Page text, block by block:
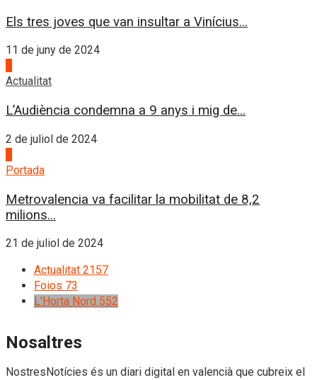
Els tres joves que van insultar a Vinícius...
11 de juny de 2024
Actualitat
L’Audiència condemna a 9 anys i mig de...
2 de juliol de 2024
Portada
Metrovalencia va facilitar la mobilitat de 8,2
milions...
21 de juliol de 2024
Actualitat 2157
Foios 73
L'Horta Nord 552
Nosaltres
NostresNotícies és un diari digital en valencià que cubreix el